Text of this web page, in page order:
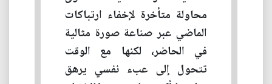
محاولة متأخرة لإخفاء ارتباكات
الماضي عبر صناعة صورة مثالية
في الحاضر، لكنها مع الوقت
تتحول إلى عبء نفسي يرهق